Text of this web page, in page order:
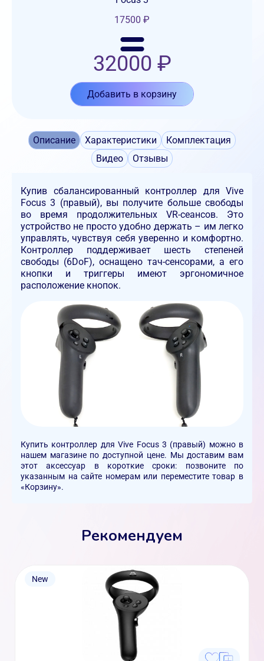
17500 ₽
32000 ₽
Добавить в корзину
Описание Характеристики
Комплектация
Видео
Отзывы
Купив сбалансированный контроллер для Vive
Focus 3 (правый), вы получите больше свободы
во время продолжительных VR-сеансов. Это
устройство не просто удобно держать – им легко
управлять, чувствуя себя уверенно и комфортно.
Контроллер поддерживает шесть степеней
свободы (6DoF), оснащено тач-сенсорами, а его
кнопки и триггеры имеют эргономичное
расположение кнопок.
Купить контроллер для Vive Focus 3 (правый) можно в
нашем магазине по доступной цене. Мы доставим вам
этот аксессуар в короткие сроки: позвоните по
указанным на сайте номерам или переместите товар в
«Корзину».
Рекомендуем
New